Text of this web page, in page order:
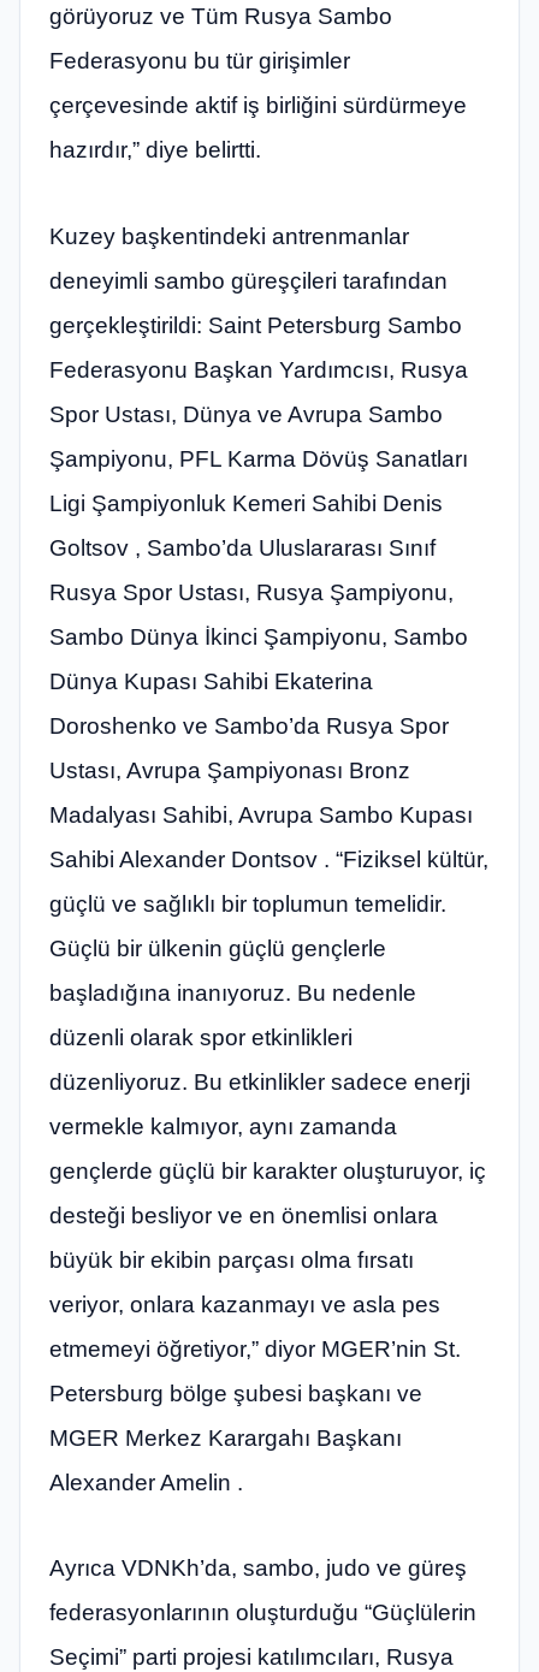
görüyoruz ve Tüm Rusya Sambo
Federasyonu bu tür girişimler
çerçevesinde aktif iş birliğini sürdürmeye
hazırdır,” diye belirtti.
Kuzey başkentindeki antrenmanlar
deneyimli sambo güreşçileri tarafından
gerçekleştirildi: Saint Petersburg Sambo
Federasyonu Başkan Yardımcısı, Rusya
Spor Ustası, Dünya ve Avrupa Sambo
Şampiyonu, PFL Karma Dövüş Sanatları
Ligi Şampiyonluk Kemeri Sahibi Denis
Goltsov , Sambo’da Uluslararası Sınıf
Rusya Spor Ustası, Rusya Şampiyonu,
Sambo Dünya İkinci Şampiyonu, Sambo
Dünya Kupası Sahibi Ekaterina
Doroshenko ve Sambo’da Rusya Spor
Ustası, Avrupa Şampiyonası Bronz
Madalyası Sahibi, Avrupa Sambo Kupası
Sahibi Alexander Dontsov . “Fiziksel kültür,
güçlü ve sağlıklı bir toplumun temelidir.
Güçlü bir ülkenin güçlü gençlerle
başladığına inanıyoruz. Bu nedenle
düzenli olarak spor etkinlikleri
düzenliyoruz. Bu etkinlikler sadece enerji
vermekle kalmıyor, aynı zamanda
gençlerde güçlü bir karakter oluşturuyor, iç
desteği besliyor ve en önemlisi onlara
büyük bir ekibin parçası olma fırsatı
veriyor, onlara kazanmayı ve asla pes
etmemeyi öğretiyor,” diyor MGER’nin St.
Petersburg bölge şubesi başkanı ve
MGER Merkez Karargahı Başkanı
Alexander Amelin .
Ayrıca VDNKh’da, sambo, judo ve güreş
federasyonlarının oluşturduğu “Güçlülerin
Seçimi” parti projesi katılımcıları, Rusya